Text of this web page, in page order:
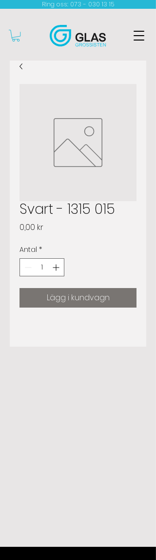
Ring oss: 073 - 030 13 15​
Svart - 1315 015
0,00 krPris
Antal *
Lägg i kundvagn